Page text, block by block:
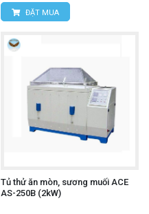
ĐẶT MUA
Tủ thử ăn mòn, sương muối ACE
AS-250B (2kW)